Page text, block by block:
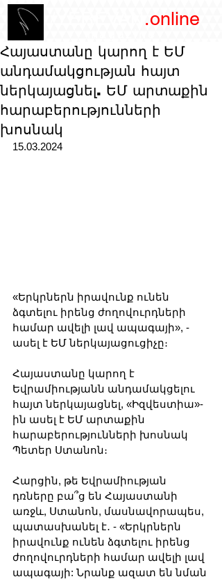
.online
Հայաստանը կարող է ԵՄ
անդամակցության հայտ
ներկայացնել. ԵՄ արտաքին
հարաբերությունների
խոսնակ
15.03.2024
«Երկրներն իրավունք ունեն
ձգտելու իրենց ժողովուրդների
համար ավելի լավ ապագայի», -
ասել է ԵՄ ներկայացուցիչը։
Հայաստանը կարող է
Եվրամիությանն անդամակցելու
հայտ ներկայացնել, «Իզվեստիա»-
ին ասել է ԵՄ արտաքին
հարաբերությունների խոսնակ
Պետեր Ստանոն։
Հարցին, թե Եվրամիության
դռները բա՞ց են Հայաստանի
առջև, Ստանոն, մասնավորապես,
պատասխանել է․ - «Երկրներն
իրավունք ունեն ձգտելու իրենց
ժողովուրդների համար ավելի լավ
ապագայի: Նրանք ազատ են նման